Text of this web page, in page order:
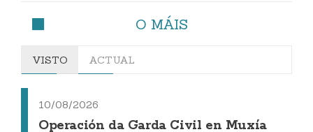
O MÁIS
VISTO ACTUAL
10/08/2026
Operación da Garda Civil en Muxía